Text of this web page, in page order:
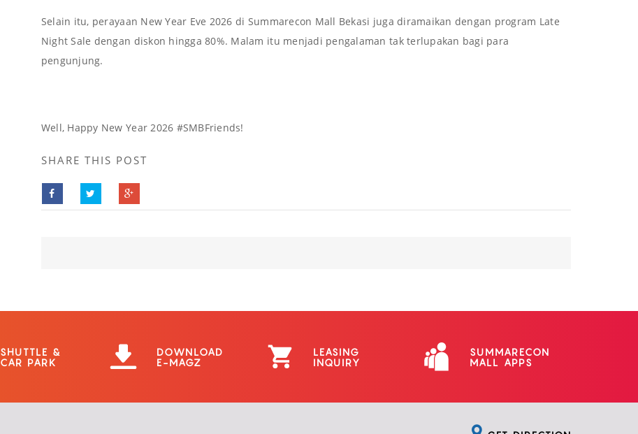
Selain itu, perayaan New Year Eve 2026 di Summarecon Mall Bekasi juga diramaikan dengan program Late
Night Sale dengan diskon hingga 80%. Malam itu menjadi pengalaman tak terlupakan bagi para
pengunjung.
Well, Happy New Year 2026 #SMBFriends!
SHARE THIS POST
SHUTTLE &
CAR PARK
DOWNLOAD
E-MAGZ
LEASING
INQUIRY
SUMMARECON
MALL APPS